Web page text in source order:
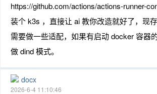
https://github.com/actions/actions-runner-
装个 k3s ，直接让 ai 教你改造就好了，现
需要做一些适配，如果有启动 docker 容器
做 dind 模式。
docx
2026-6-4 11:10:46